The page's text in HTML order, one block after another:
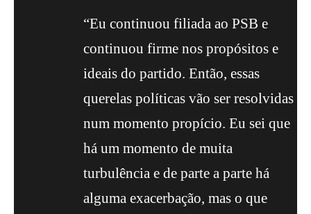
“Eu continuou filiada ao PSB e
continuou firme nos propósitos e
ideais do partido. Então, essas
querelas políticas vão ser resolvidas
num momento propício. Eu sei que
há um momento de muita
turbulência e de parte a parte há
alguma exacerbação, mas o que